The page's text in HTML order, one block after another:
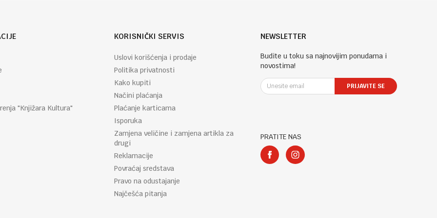
"Knjižara Kultura"
KORISNIČKI SERVIS
Uslovi korišćenja i prodaje
Politika privatnosti
Kako kupiti
Načini plaćanja
Plaćanje karticama
Isporuka
Zamjena veličine i zamjena artikla za
drugi
Reklamacije
Povraćaj sredstava
Pravo na odustajanje
Najčešća pitanja
NEWSLETTER
Budite u toku sa najnovijim ponudama i
novostima!
PRIJAVITE SE
PRATITE NAS